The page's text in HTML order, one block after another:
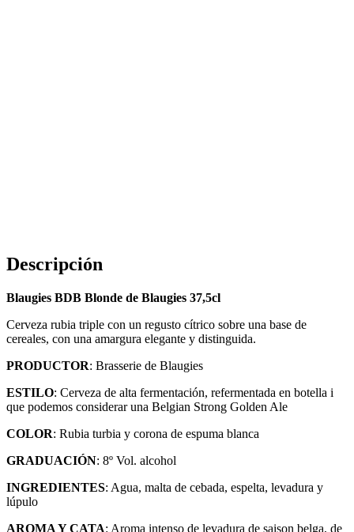
Descripción
Blaugies BDB Blonde de Blaugies 37,5cl
Cerveza rubia triple con un regusto cítrico sobre una base de
cereales, con una amargura elegante y distinguida.
PRODUCTOR: Brasserie de Blaugies
ESTILO: Cerveza de alta fermentación, refermentada en botella i
que podemos considerar una Belgian Strong Golden Ale
COLOR: Rubia turbia y corona de espuma blanca
GRADUACIÓN: 8º Vol. alcohol
INGREDIENTES: Agua, malta de cebada, espelta, levadura y
lúpulo
AROMA Y CATA: Aroma intenso de levadura de saison belga, de